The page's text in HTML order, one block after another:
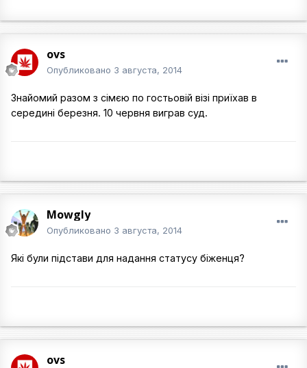
ovs
Опубликовано 3 августа, 2014
Знайомий разом з сімєю по гостьовій візі приїхав в
середині березня. 10 червня виграв суд.
Mowgly
Опубликовано 3 августа, 2014
Які були підстави для надання статусу біженця?
ovs